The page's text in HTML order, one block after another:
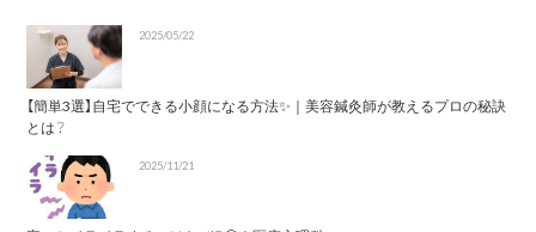
2025/05/22
【簡単3選】自宅でできる小顔になる方法✨｜美容鍼灸師が教えるプロの秘訣
とは？
2025/11/21